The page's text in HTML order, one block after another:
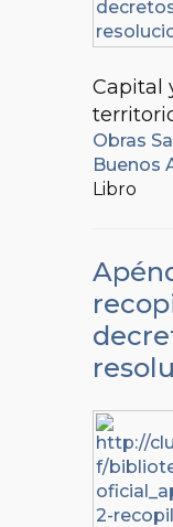
Capital
Obras
Buenos
Libro